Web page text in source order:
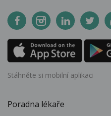
Stáhněte si mobilní aplikaci
Poradna lékaře